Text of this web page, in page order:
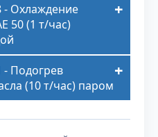
Охлаждение
50 (1 т/час)
Подогрев
(10 т/час) паром